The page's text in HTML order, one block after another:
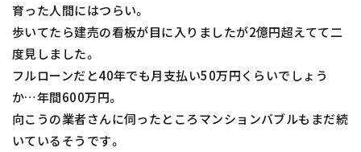
育った人間にはつらい。
歩いてたら建売の看板が目に入りましたが2億円超えてて二
度見しました。
フルローンだと40年でも月支払い50万円くらいでしょう
か…年間600万円。
向こうの業者さんに伺ったところマンションバブルもまだ続
いているそうです。